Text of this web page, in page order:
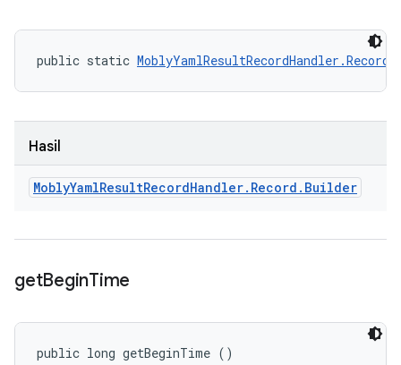
public static
Hasil
MoblyYamlResultRecordHandler. Record . Builder
getBeginTime
public long getBeginTime ()